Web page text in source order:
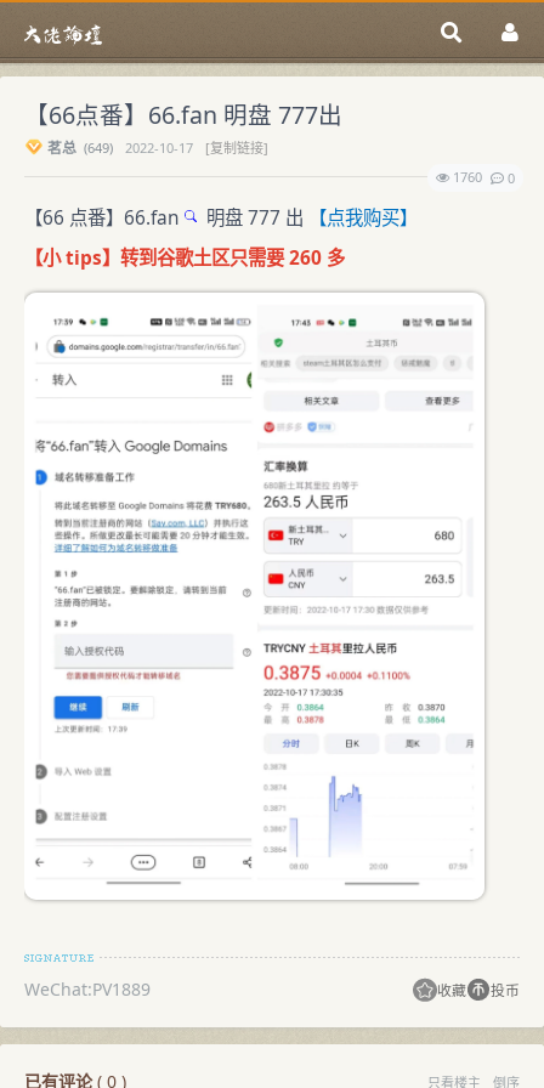
【66点番】66.fan 明盘 777出
茗总 (649) 2022-10-17
[复制链接]
1760
0
【66 点番】 66.fan 明盘 777 出
【点我购买】
【小 tips】转到谷歌土区只需要 260 多
WeChat:PV1889 收藏 投币
已有评论( 0 ) 只看楼主 倒序